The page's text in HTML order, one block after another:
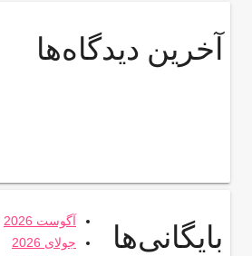
آخرین دیدگاه‌ها
بایگانی‌ها
آگوست 2026
جولای 2026